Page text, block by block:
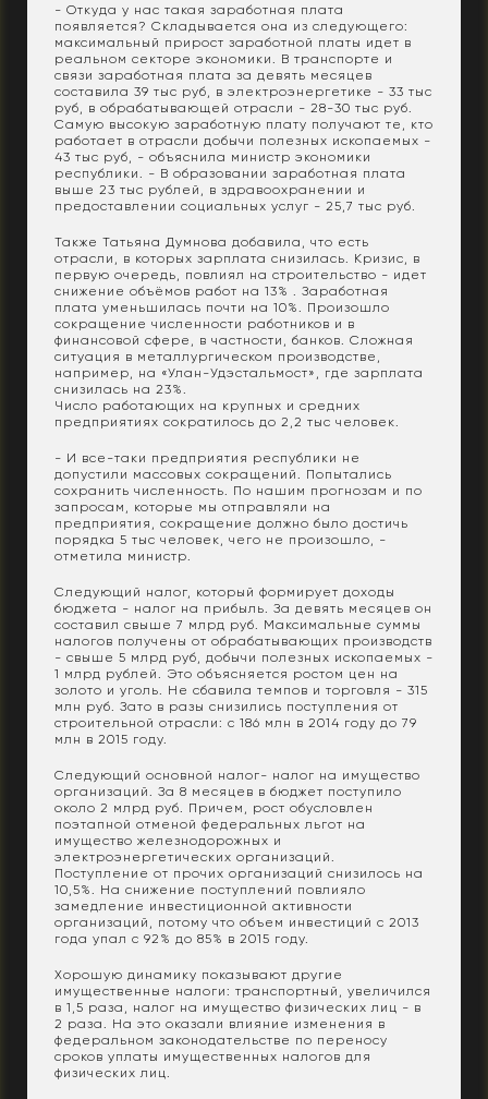
- Откуда у нас такая заработная плата
появляется? Складывается она из следующего:
максимальный прирост заработной платы идет в
реальном секторе экономики. В транспорте и
связи заработная плата за девять месяцев
составила 39 тыс руб, в электроэнергетике - 33 тыс
руб, в обрабатывающей отрасли - 28-30 тыс руб.
Самую высокую заработную плату получают те, кто
работает в отрасли добычи полезных ископаемых -
43 тыс руб, - объяснила министр экономики
республики. - В образовании заработная плата
выше 23 тыс рублей, в здравоохранении и
предоставлении социальных услуг - 25,7 тыс руб.
Также Татьяна Думнова добавила, что есть
отрасли, в которых зарплата снизилась. Кризис, в
первую очередь, повлиял на строительство - идет
снижение объёмов работ на 13% . Заработная
плата уменьшилась почти на 10%. Произошло
сокращение численности работников и в
финансовой сфере, в частности, банков. Сложная
ситуация в металлургическом производстве,
например, на «Улан-Удэстальмост», где зарплата
снизилась на 23%.
Число работающих на крупных и средних
предприятиях сократилось до 2,2 тыс человек.
- И все-таки предприятия республики не
допустили массовых сокращений. Попытались
сохранить численность. По нашим прогнозам и по
запросам, которые мы отправляли на
предприятия, сокращение должно было достичь
порядка 5 тыс человек, чего не произошло, -
отметила министр.
Следующий налог, который формирует доходы
бюджета - налог на прибыль. За девять месяцев он
составил свыше 7 млрд руб. Максимальные суммы
налогов получены от обрабатывающих производств
- свыше 5 млрд руб, добычи полезных ископаемых -
1 млрд рублей. Это объясняется ростом цен на
золото и уголь. Не сбавила темпов и торговля - 315
млн руб. Зато в разы снизились поступления от
строительной отрасли: с 186 млн в 2014 году до 79
млн в 2015 году.
Следующий основной налог- налог на имущество
организаций. За 8 месяцев в бюджет поступило
около 2 млрд руб. Причем, рост обусловлен
поэтапной отменой федеральных льгот на
имущество железнодорожных и
электроэнергетических организаций.
Поступление от прочих организаций снизилось на
10,5%. На снижение поступлений повлияло
замедление инвестиционной активности
организаций, потому что объем инвестиций с 2013
года упал с 92% до 85% в 2015 году.
Хорошую динамику показывают другие
имущественные налоги: транспортный, увеличился
в 1,5 раза, налог на имущество физических лиц - в
2 раза. На это оказали влияние изменения в
федеральном законодательстве по переносу
сроков уплаты имущественных налогов для
физических лиц.